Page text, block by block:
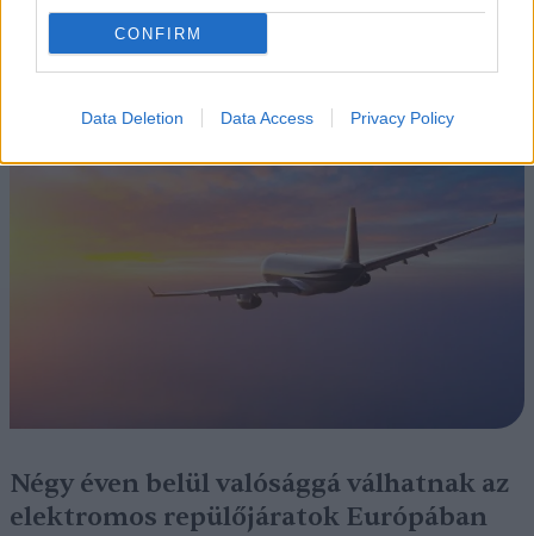
CONFIRM
Data Deletion Data Access Privacy Policy
Szedd magad őszibarack: itt vannak
a legjobb lelőhelyek!
Négy éven belül valósággá válhatnak az
elektromos repülőjáratok Európában